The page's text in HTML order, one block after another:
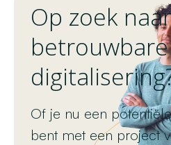
Op zoek
Of je nu een
bent met een project